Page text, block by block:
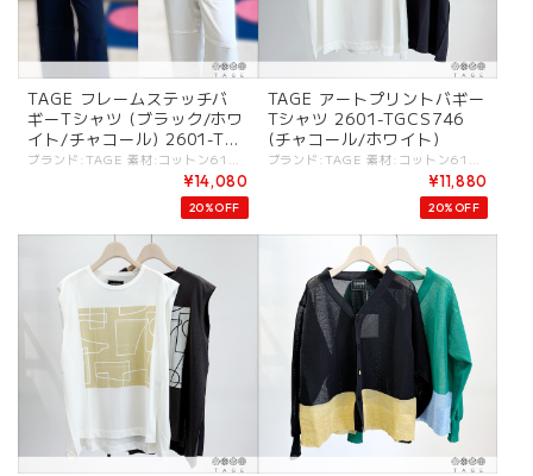
TAGE フレームステッチバ
ギーTシャツ (ブラック/ホワ
イト/チャコール) 2601-TG
CS749
¥14,080
20%OFF
TAGE アートプリントバギー
Tシャツ 2601-TGCS746
(チャコール/ホワイト)
¥11,880
20%OFF